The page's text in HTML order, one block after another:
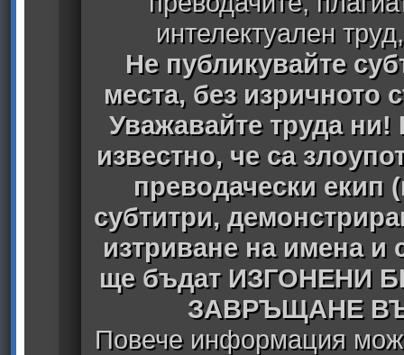
интелектуален
Не публикувайте
места, без изричното
Уважавайте труда ни!
известно, че са
преводачески екип
субтитри,
изтриване на имена
ще бъдат ИЗГОНЕНИ
ЗАВРЪЩАНЕ
Повече информация